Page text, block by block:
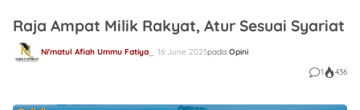
Raja Ampat Milik Rakyat, Atur Sesuai Syariat
Ni'matul Afiah Ummu Fatiya 16 June 2025pada Opini
1
436